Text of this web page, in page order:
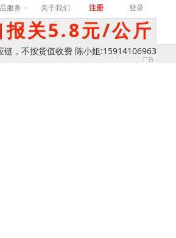
服务 关于我们 注册 登录
报关5.8元/公斤
链，不按货值收费 陈小姐:15914106963